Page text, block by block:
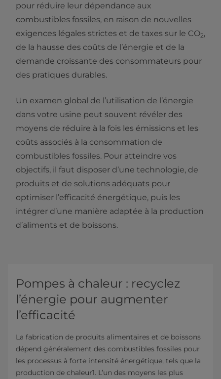
pour réduire leur dépendance aux
combustibles fossiles, en raison de nouvelles
exigences légales strictes et de taxes sur le CO2,
de la hausse des coûts de l’énergie et de la
demande croissante des consommateurs pour
des pratiques durables.
Un examen global de l’utilisation de l’énergie
dans votre usine peut souvent révéler des
moyens de réduire à la fois les émissions et les
coûts associés à la consommation de
combustibles fossiles. Pour atteindre vos
objectifs, il faut disposer d’une technologie, de
produits et de solutions adéquats pour
optimiser l’efficacité énergétique, puis les
intégrer d’une manière adaptée à la production
d’aliments et de boissons.
Pompes à chaleur : recyclez
l’énergie pour augmenter
l’efficacité
La fabrication de produits alimentaires et de boissons
dépend généralement des combustibles fossiles pour
les processus à forte intensité énergétique, tels que la
production de chaleur1. L’un des moyens les plus